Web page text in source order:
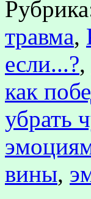
травма,
если...?,
как
убрать
вины,